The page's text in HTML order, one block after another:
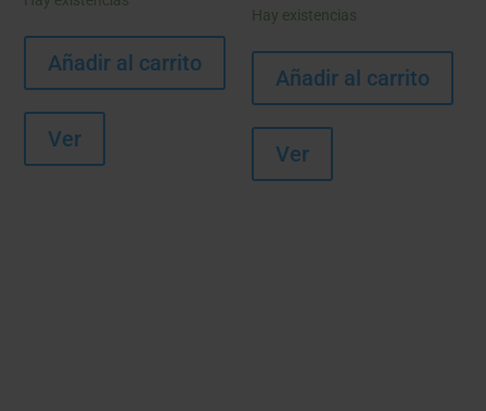
Añadir al carrito
Ver
Hay existencias
Añadir al carrito
Ver